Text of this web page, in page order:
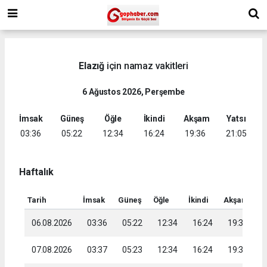
Elazığiçin namaz vakitleri
6 Ağustos 2026, Perşembe
İmsak
03:36
Güneş
05:22
Öğle
12:34
İkindi
16:24
Akşam
19:36
Yatsı
21:05
Haftalık
Tarih İmsak Güneş Öğle İkindi Akşam
06.08.2026 03:36 05:22 12:34 16:24 19:36
07.08.2026 03:37 05:23 12:34 16:24 19:35